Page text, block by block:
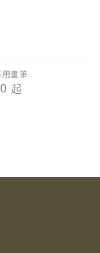
用畫筆
起